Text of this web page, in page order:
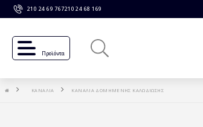
210 24 69 767210 24 68 169
Προϊόντα
ΚΑΝΑΛΙΑ ΚΑΝΑΛΙΑ ΔΟΜΗΜΕΝΗΣ ΚΑΛΩΔΙΩΣΗΣ